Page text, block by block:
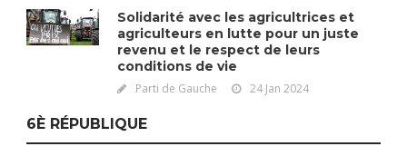
Solidarité avec les agricultrices et
agriculteurs en lutte pour un juste
revenu et le respect de leurs
conditions de vie
Parti de Gauche 24 Jan 2024
6È RÉPUBLIQUE